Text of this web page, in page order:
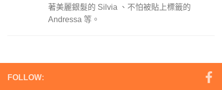
著美麗銀髮的 Silvia 、不怕被貼上標籤的
Andressa 等。
FOLLOW: